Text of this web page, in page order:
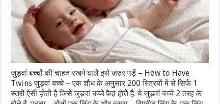
जुड़वां बच्चों की चाहत रखने वाले इसे जरुर पड़ें – How to Have
Twins जुड़वां बच्चे – एक शौध के अनुसार 200 स्त्रियों में से सिर्फ 1
स्त्री ऐसी होती है जिसे जुड़वां बच्चे पैदा होते है. ये जुड़वां बच्चे 2 तरह के